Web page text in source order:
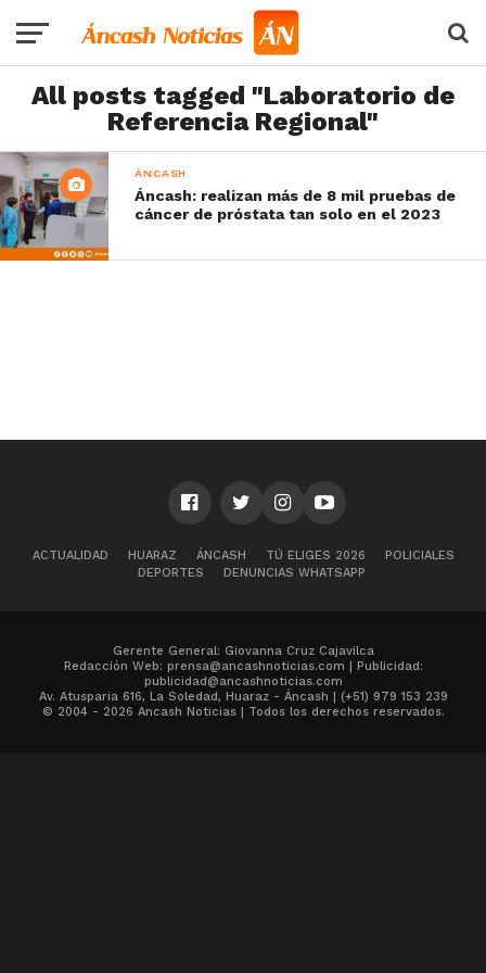
All posts tagged "Laboratorio de
Referencia Regional"
ÁNCASH
Áncash: realizan más de 8 mil pruebas de
cáncer de próstata tan solo en el 2023
ACTUALIDAD HUARAZ ÁNCASH TÚ ELIGES 2026
POLICIALES
DEPORTES
DENUNCIAS WHATSAPP
Gerente General: Giovanna Cruz Cajavilca
Redacción Web: prensa@ancashnoticias.com | Publicidad:
publicidad@ancashnoticias.com
Av. Atusparia 616, La Soledad, Huaraz - Áncash | (+51) 979 153 239
© 2004 - 2026 Ancash Noticias | Todos los derechos reservados.